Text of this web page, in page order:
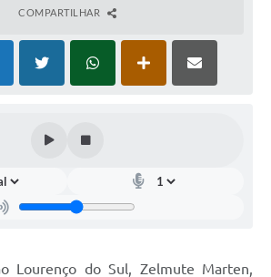
COMPARTILHAR
Lourenço do Sul, Zelmute Marten,